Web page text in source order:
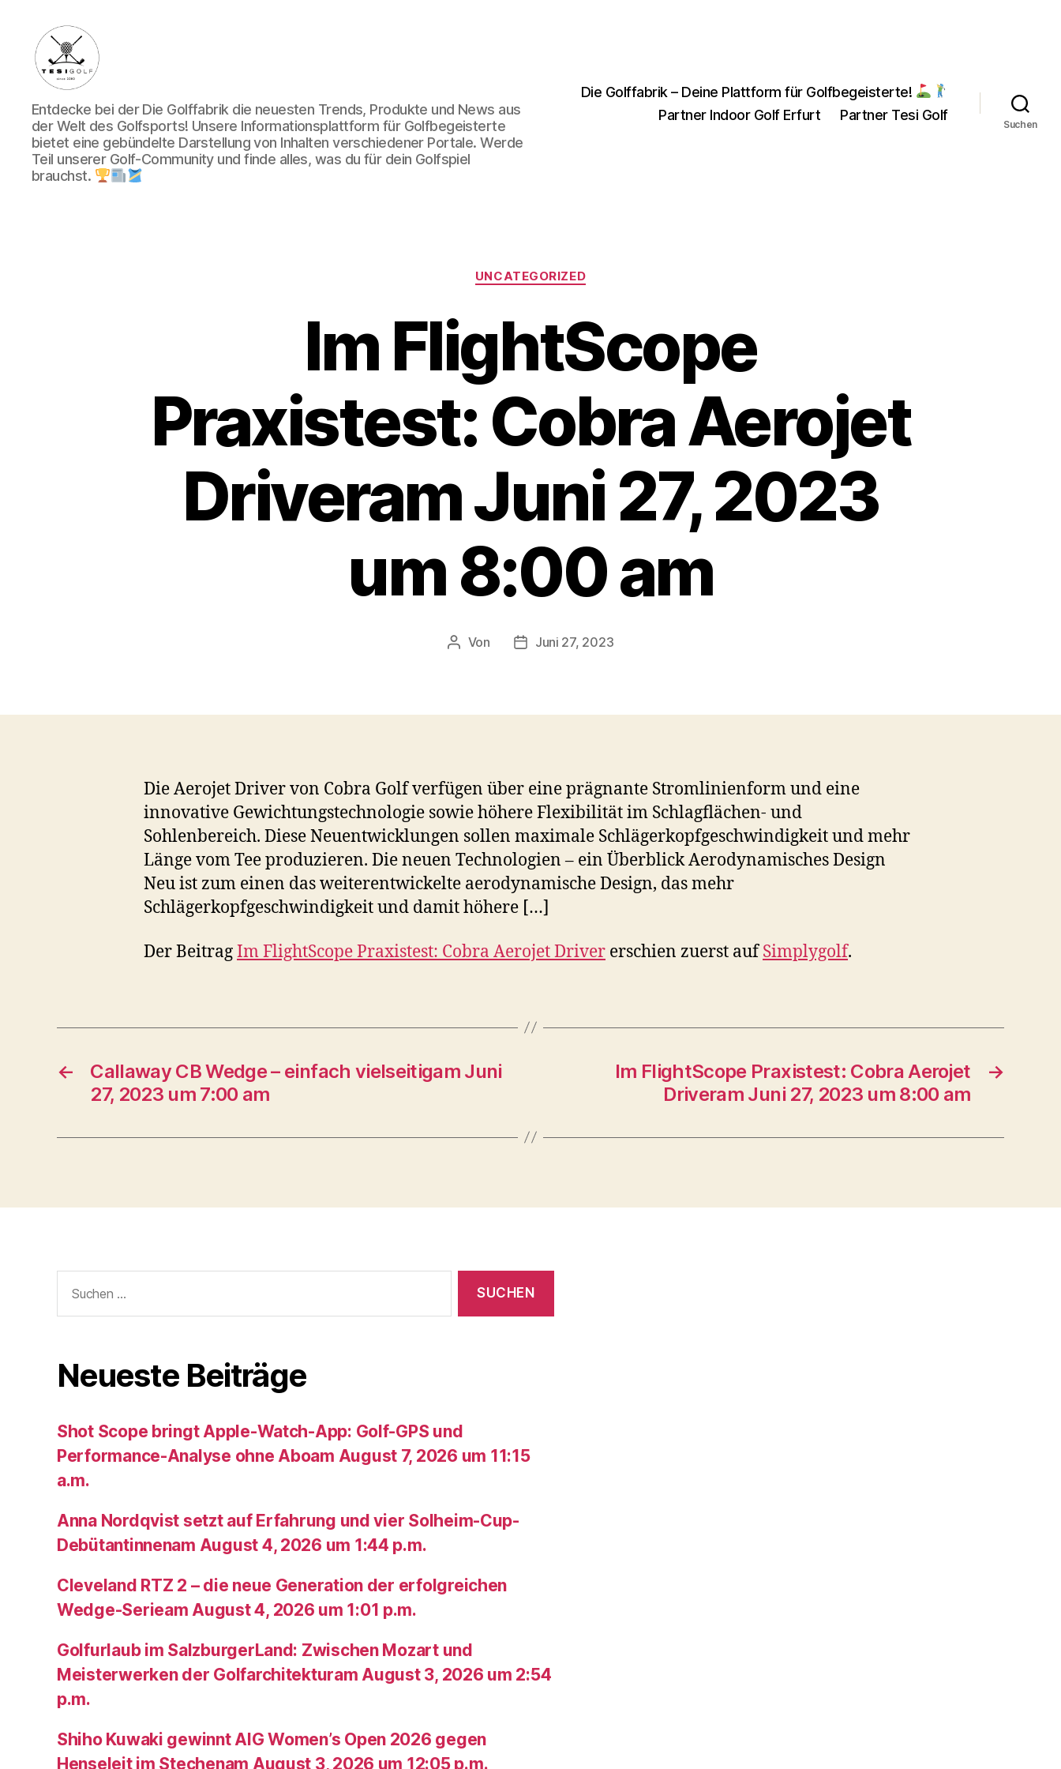
Die
Golffabrik
-
Deine
Plattform
Entdecke bei der Die Golffabrik die neuesten Trends, Produkte und News aus
der Welt des Golfsports! Unsere Informationsplattform für Golfbegeisterte
bietet eine gebündelte Darstellung von Inhalten verschiedener Portale. Werde
Teil unserer Golf-Community und finde alles, was du für dein Golfspiel
brauchst.
Die Golffabrik – Deine Plattform für Golfbegeisterte!
Partner Indoor Golf Erfurt
Partner Tesi Golf
Suchen
Kategorien
UNCATEGORIZED
Im FlightScope
Praxistest: Cobra Aerojet
Driveram Juni 27, 2023
um 8:00 am
Beitragsautor
Von Veröffentlichungsdatum
Juni 27, 2023
Die Aerojet Driver von Cobra Golf verfügen über eine prägnante Stromlinienform und eine
innovative Gewichtungstechnologie sowie höhere Flexibilität im Schlagflächen- und
Sohlenbereich. Diese Neuentwicklungen sollen maximale Schlägerkopfgeschwindigkeit und mehr
Länge vom Tee produzieren. Die neuen Technologien – ein Überblick Aerodynamisches Design
Neu ist zum einen das weiterentwickelte aerodynamische Design, das mehr
Schlägerkopfgeschwindigkeit und damit höhere […]
Der BeitragIm FlightScope Praxistest: Cobra Aerojet Driver erschien zuerst aufSimplygolf.
←
Callaway CB Wedge – einfach vielseitigam Juni
27, 2023 um 7:00 am
→
Im FlightScope Praxistest: Cobra Aerojet
Driveram Juni 27, 2023 um 8:00 am
nach:
Neueste Beiträge
Shot Scope bringt Apple-Watch-App: Golf-GPS und
Performance-Analyse ohne Aboam August 7, 2026 um 11:15
a.m.
Anna Nordqvist setzt auf Erfahrung und vier Solheim-Cup-
Debütantinnenam August 4, 2026 um 1:44 p.m.
Cleveland RTZ 2 – die neue Generation der erfolgreichen
Wedge-Serieam August 4, 2026 um 1:01 p.m.
Golfurlaub im SalzburgerLand: Zwischen Mozart und
Meisterwerken der Golfarchitekturam August 3, 2026 um 2:54
p.m.
Shiho Kuwaki gewinnt AIG Women’s Open 2026 gegen
Henseleit im Stechenam August 3, 2026 um 12:05 p.m.